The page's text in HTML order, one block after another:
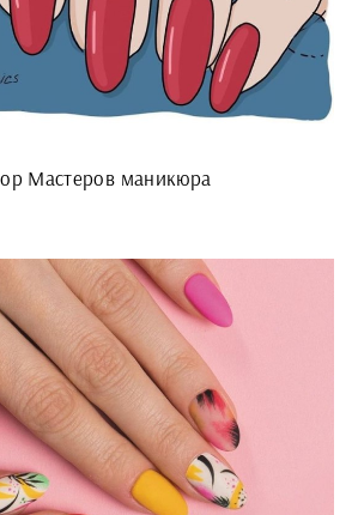
Мастеров маникюра